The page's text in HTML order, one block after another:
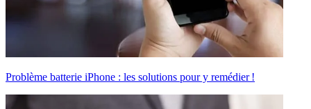
Problème batterie iPhone : les solutions pour y remédier !